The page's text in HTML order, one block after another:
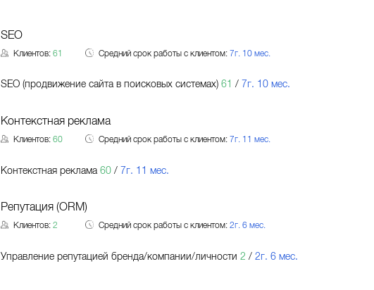
SEO
Клиентов:61 Средний срок работы с клиентом: 7г. 10 мес.
SEO (продвижение сайта в поисковых системах) 61 / 7г. 10 мес.
Контекстная реклама
Клиентов:60 Средний срок работы с клиентом: 7г. 11 мес.
Контекстная реклама 60/ 7г. 11 мес.
Репутация (ORM)
Клиентов:2 Средний срок работы с клиентом: 2г. 6 мес.
Управление репутацией бренда/компании/личности 2 / 2г. 6 мес.